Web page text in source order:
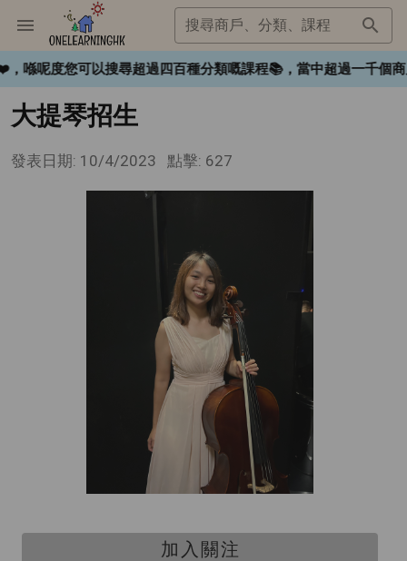
搜尋商戶、分類、課程
呢度您可以搜尋超過四百種分類嘅課程📚，當中超過一千個商
大提琴招生
發表日期: 10/4/2023 點擊: 627
加入關注